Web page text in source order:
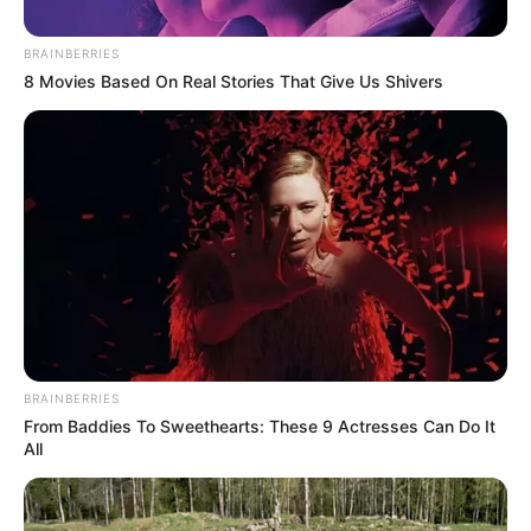
Agencia Efe
Septiembre 1, 2024
COMPARTIR
BRAINBERRIES
8 Movies Based On Real Stories That Give Us Shivers
BRAINBERRIES
From Baddies To Sweethearts: These 9 Actresses Can Do It
All